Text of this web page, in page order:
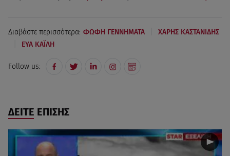
Διαβάστε περισσότερα: ΦΩΦΗ ΓΕΝΝΗΜΑΤΑ ΧΑΡΗΣ ΚΑΣΤΑΝΙΔΗΣ
ΕΥΑ ΚΑΪΛΗ
Follow us:
ΔΕΙΤΕ ΕΠΙΣΗΣ